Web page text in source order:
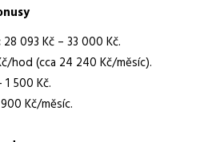
28 093 Kč – 33 000 Kč.
hod (cca 24 240 Kč/měsíc).
500 Kč.
Kč/měsíc.